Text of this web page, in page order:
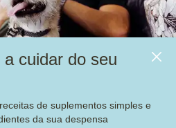
cuidar do seu
de suplementos simples e
da sua despensa
4.000 avaliações no